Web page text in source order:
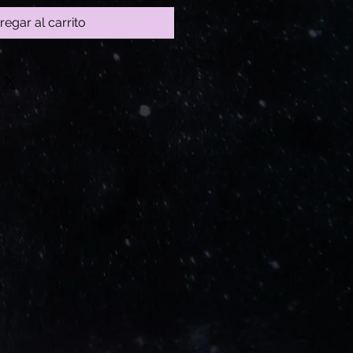
al carrito